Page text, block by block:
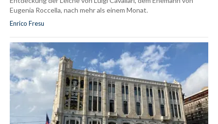
Eugenia Roccella, nach mehr als einem Monat.
Enrico Fresu